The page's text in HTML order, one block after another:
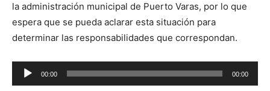
la administración municipal de Puerto Varas, por lo que
espera que se pueda aclarar esta situación para
determinar las responsabilidades que correspondan.
Reproductor
de
00:00 00:00